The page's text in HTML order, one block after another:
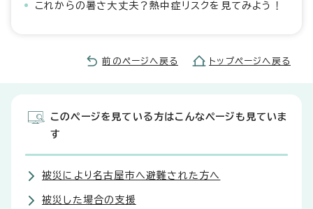
これからの暑さ大丈夫？熱中症リスクを見てみよう！
前のページへ戻る トップページへ戻る
このページを見ている方はこんなページも見ていま
す
被災により名古屋市へ避難された方へ
被災した場合の支援